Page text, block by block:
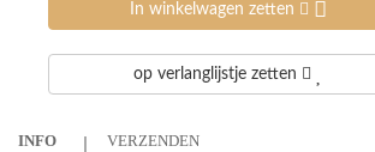
In winkelwagen zetten
op verlanglijstje zetten
INFO VERZENDEN